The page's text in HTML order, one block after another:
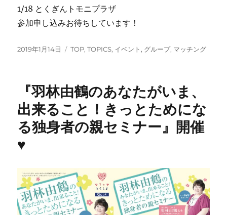
1/18 とくぎんトモニプラザ
参加申し込みお待ちしています！
投
2019年1月14日
カ
ー
TOP,TOPICS, イベント , グループ, マッチング
『羽林由鶴のあなたがいま、
出来ること！きっとためにな
る独身者の親セミナー』開催
♥